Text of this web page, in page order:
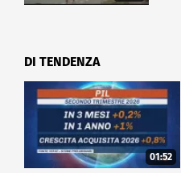
DI TENDENZA
01:52